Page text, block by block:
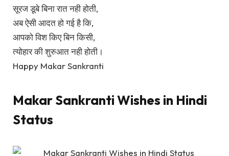
सूरज डूबे बिना रात नही होती,
अब ऐसी आदत हो गई है कि,
आपको विश किए बिन किसी,
त्योहार की शुरुआत नही होती।
Happy Makar Sankranti
Makar Sankranti Wishes in Hindi
Status